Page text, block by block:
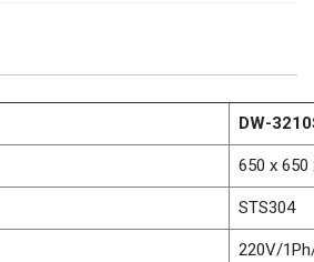
DW-
650 x 650
STS304
220V/